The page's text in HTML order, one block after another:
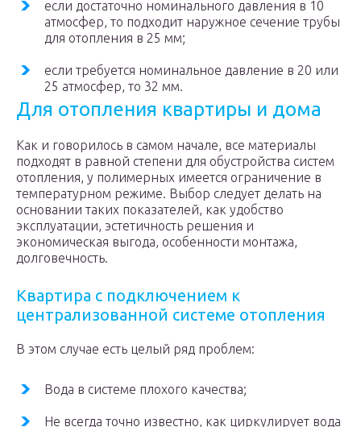
если достаточно номинального давления в 10
атмосфер, то подходит наружное сечение трубы
для отопления в 25 мм;
если требуется номинальное давление в 20 или
25 атмосфер, то 32 мм.
Для отопления квартиры и дома
Как и говорилось в самом начале, все материалы
подходят в равной степени для обустройства систем
отопления, у полимерных имеется ограничение в
температурном режиме. Выбор следует делать на
основании таких показателей, как удобство
эксплуатации, эстетичность решения и
экономическая выгода, особенности монтажа,
долговечность.
Квартира с подключением к
централизованной системе отопления
В этом случае есть целый ряд проблем:
Вода в системе плохого качества;
Не всегда точно известно, как циркулирует вода